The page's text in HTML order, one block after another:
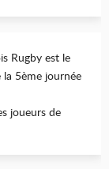
Rugby est le
5ème journée
joueurs de